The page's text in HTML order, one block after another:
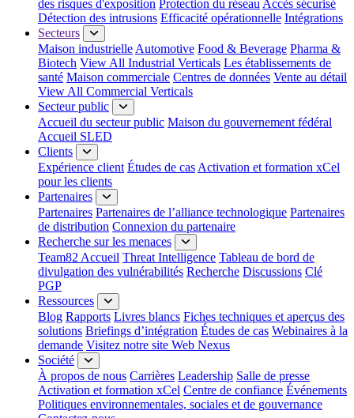
des risques d'exposition Protection du réseau Accès sécurisé
Détection des intrusions Efficacité opérationnelle Intégrations
Secteurs
Maison industrielle Automotive Food & Beverage Pharma &
Biotech View All Industrial Verticals Les établissements de
santé Maison commerciale Centres de données Vente au détail
View All Commercial Verticals
Secteur public
Accueil du secteur public Maison du gouvernement fédéral
Accueil SLED
Clients
Expérience client Études de cas Activation et formation xCel
pour les clients
Partenaires
Partenaires Partenaires de l’alliance technologique Partenaires
de distribution Connexion du partenaire
Recherche sur les menaces
Team82 Accueil Threat Intelligence Tableau de bord de
divulgation des vulnérabilités Recherche Discussions Clé
PGP
Ressources
Blog Rapports Livres blancs Fiches techniques et aperçus des
solutions Briefings d’intégration Études de cas Webinaires à la
demande Visitez notre site Web Nexus
Société
À propos de nous Carrières Leadership Salle de presse
Activation et formation xCel Centre de confiance Événements
Politiques environnementales, sociales et de gouvernance